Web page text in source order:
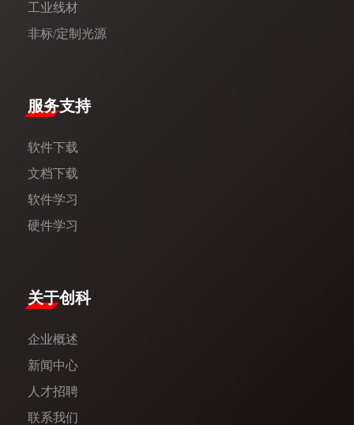
工业线材
非标/定制光源
服务支持
软件下载
文档下载
软件学习
硬件学习
​关于创科​
企业概述
新闻中心​
人才招聘
联系我们